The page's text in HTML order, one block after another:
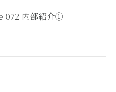
072 内部紹介①